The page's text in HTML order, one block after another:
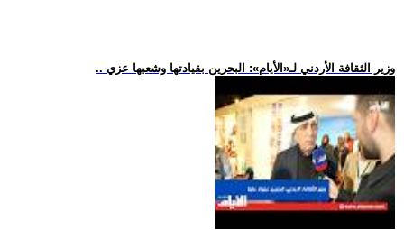
.. وزير الثقافة الأردني لـ«الأيام»: البحرين بقيادتها وشعبها عزي